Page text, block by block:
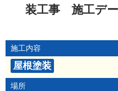
装工事 施工デ
施工内容
屋根塗装
場所